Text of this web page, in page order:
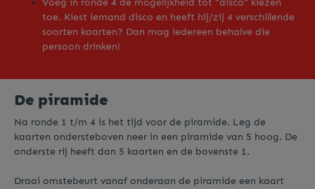
Voeg in ronde 4 de mogelijkheid tot "disco" kiezen
toe. Kiest iemand disco en heeft hij/zij 4 verschillende
soorten kaarten? Dan mag iedereen behalve die
persoon drinken!
De piramide
Na ronde 1 t/m 4 is het tijd voor de piramide. Leg de
kaarten ondersteboven neer in een piramide van 5 hoog. De
onderste rij heeft dan 5 kaarten en de bovenste 1.
Draai omstebeurt vanaf onderaan de piramide een kaart